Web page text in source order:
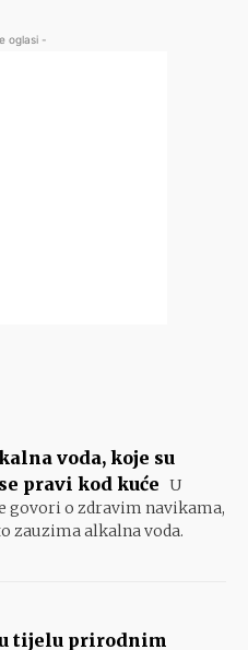
oglasi -
voda, koje su
pravi kod kuće U
govori o zdravim navikama,
zauzima alkalna voda.
tijelu prirodnim